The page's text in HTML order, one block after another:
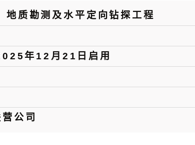
地质勘测及水平定向钻探工程
年12月21日启用
公司